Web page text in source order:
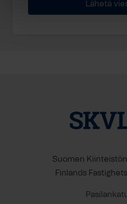
Suomen
Finlands